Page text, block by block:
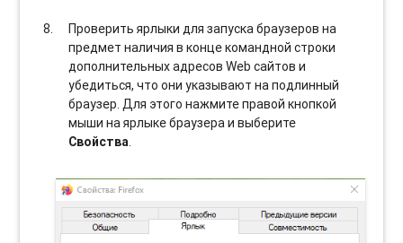
Проверить ярлыки для запуска браузеров на
предмет наличия в конце командной строки
дополнительных адресов Web сайтов и
убедиться, что они указывают на подлинный
браузер. Для этого нажмите правой кнопкой
мыши на ярлыке браузера и выберите
Свойства.